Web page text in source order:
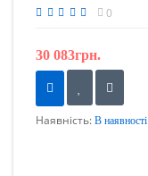
1800/2100/2600 0
30 083грн.
Наявність: В наявності